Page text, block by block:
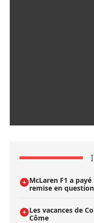
McLaren F1 a
remise en
Les vacances de
Côme